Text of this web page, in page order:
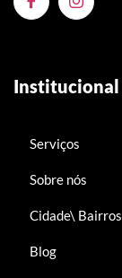
Institucional
Serviços
Sobre nós
Cidade\
Blog